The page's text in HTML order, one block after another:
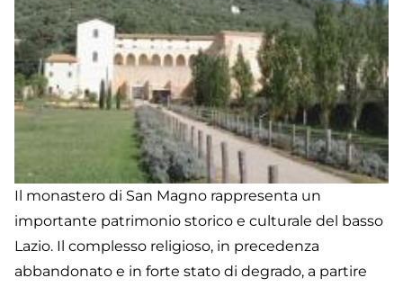
Il monastero di San Magno rappresenta un
importante patrimonio storico e culturale del basso
Lazio. Il complesso religioso, in precedenza
abbandonato e in forte stato di degrado, a partire